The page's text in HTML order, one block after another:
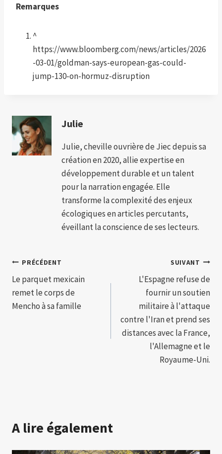
Remarques
^
https://www.bloomberg.com/news/articles/2026
-03-01/goldman-says-european-gas-could-
jump-130-on-hormuz-disruption
Julie
Julie, cheville ouvrière de Jiec depuis sa
création en 2020, allie expertise en
développement durable et un talent
pour la narration engagée. Elle
transforme la complexité des enjeux
écologiques en articles percutants,
éveillant la conscience de ses lecteurs.
Navigation
de
l’article
PRÉCÉDENT
Le parquet mexicain
remet le corps de
Mencho à sa famille
SUIVANT
L'Espagne refuse de
fournir un soutien
militaire à l'attaque
contre l'Iran et prend ses
distances avec la France,
l'Allemagne et le
Royaume-Uni.
A lire également